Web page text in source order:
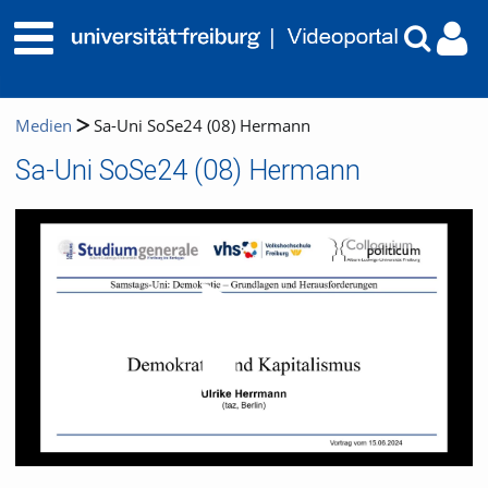
Medien Sa-Uni SoSe24 (08) Hermann
Sa-Uni SoSe24 (08) Hermann